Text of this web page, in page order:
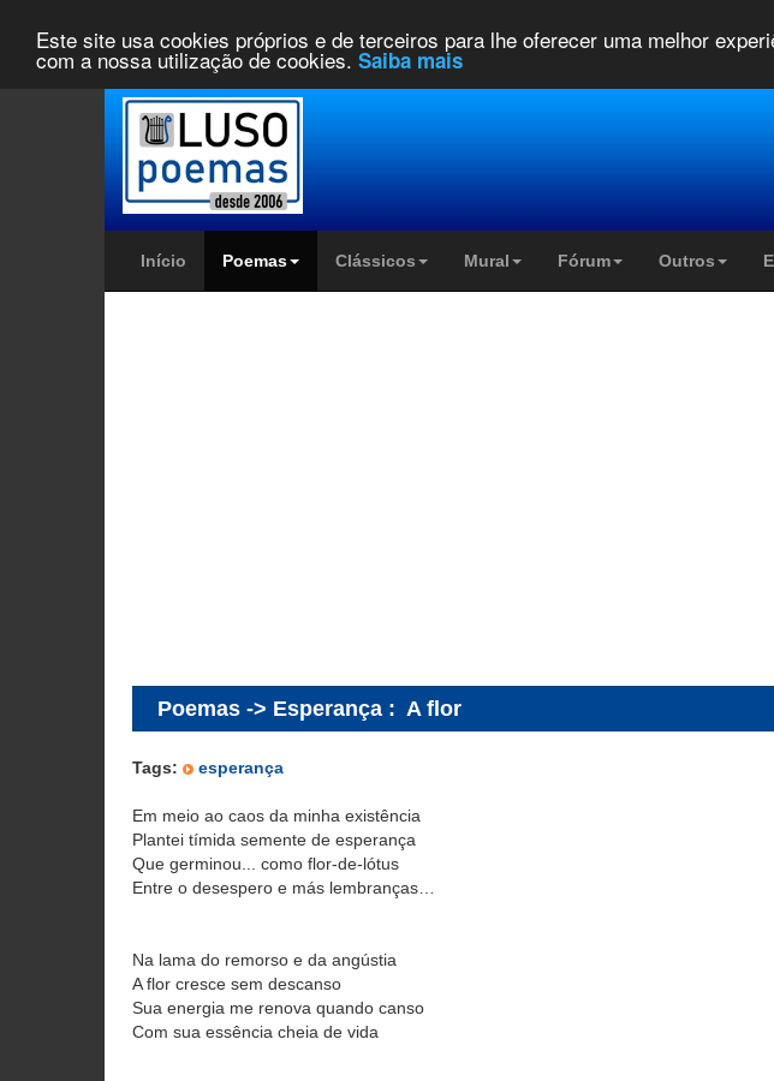
Este site usa cookies próprios e de terceiros para lhe oferecer uma melhor
com a nossa utilização de cookies. Saiba mais
Início Poemas Clássicos Mural Fórum Outros
Poemas -> Esperança : A flor
Tags: esperança
Em meio ao caos da minha existência
Plantei tímida semente de esperança
Que germinou... como flor-de-lótus
Entre o desespero e más lembranças…
Na lama do remorso e da angústia
A flor cresce sem descanso
Sua energia me renova quando canso
Com sua essência cheia de vida